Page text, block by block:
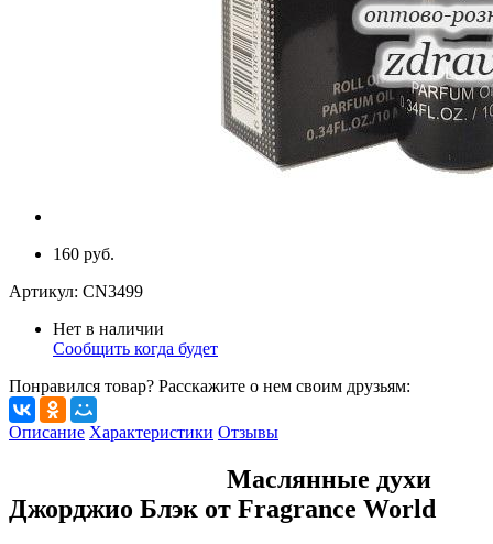
160 руб.
Артикул: CN3499
Нет в наличии
Сообщить когда будет
Понравился товар? Расскажите о нем своим друзьям:
Описание Характеристики Отзывы
Маслянные духи
Джорджио Блэк от Fragrance World